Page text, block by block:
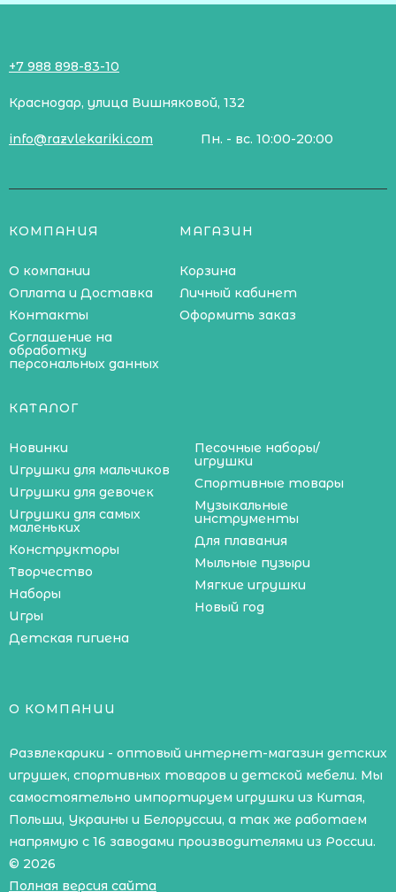
+7 988 898-83-10
Краснодар, улица Вишняковой, 132
info@razvlekariki.com Пн. - вс. 10:00-20:00
КОМПАНИЯ
О компании
Оплата и Доставка
Контакты
Соглашение на
обработку
персональных данных
МАГАЗИН
Корзина
Личный кабинет
Оформить заказ
КАТАЛОГ
Новинки
Игрушки для мальчиков
Игрушки для девочек
Игрушки для самых
маленьких
Конструкторы
Творчество
Наборы
Игры
Детская гигиена
Песочные наборы/
игрушки
Спортивные товары
Музыкальные
инструменты
Для плавания
Мыльные пузыри
Мягкие игрушки
Новый год
О КОМПАНИИ
Развлекарики - оптовый интернет-магазин детских
игрушек, спортивных товаров и детской мебели. Мы
самостоятельно импортируем игрушки из Китая,
Польши, Украины и Белоруссии, а так же работаем
напрямую с 16 заводами производителями из России.
© 2026
Полная версия сайта